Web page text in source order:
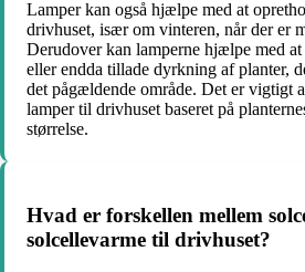
Lamper kan også hjælpe med at
drivhuset, især om vinteren, når der er
Derudover kan lamperne hjælpe med
eller endda tillade dyrkning af planter,
det pågældende område. Det er vigtigt
lamper til drivhuset baseret på
størrelse.
Hvad er forskellen mellem
solcellevarme til drivhuset?